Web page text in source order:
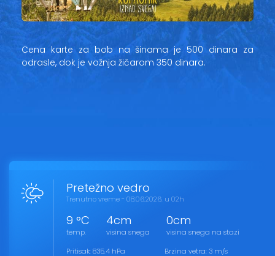
Cena karte za bob na šinama je 500 dinara za
odrasle, dok je vožnja žičarom 350 dinara.
Pretežno vedro
Trenutno vreme - 08.06.2026. u 02h
9 °C
temp.
4cm
visina snega
0cm
visina snega na stazi
Pritisak: 835.4 hPa
Brzina vetra: 3 m/s